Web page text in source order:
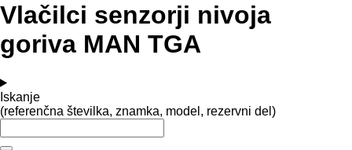
Vlačilci senzorji nivoja
goriva MAN TGA
Iskanje
(referenčna številka, znamka, model, rezervni del)